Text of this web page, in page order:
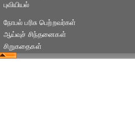
புவியியல்
நோபல் பரிசு‎ பெற்றவர்‎கள்
ஆய்வுச் சிந்தனைகள்
சிறுகதைகள்